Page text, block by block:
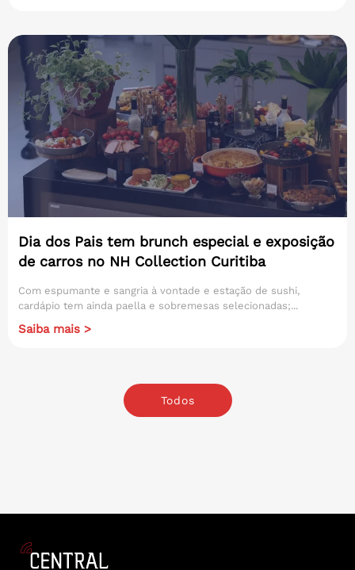
Dia dos Pais tem brunch especial e exposição
de carros no NH Collection Curitiba
Com espumante e sangria à vontade e estação de sushi,
cardápio tem ainda paella e sobremesas selecionadas;...
Saiba mais >
Todos